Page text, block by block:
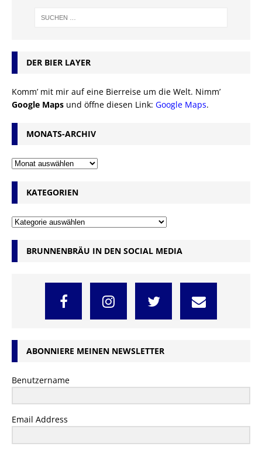
DER BIER LAYER
Komm’ mit mir auf eine Bierreise um die Welt. Nimm’
Google Maps und öffne diesen Link: Google Maps.
MONATS-ARCHIV
KATEGORIEN
BRUNNENBRÄU IN DEN SOCIAL MEDIA
ABONNIERE MEINEN NEWSLETTER
Benutzername
Email Address